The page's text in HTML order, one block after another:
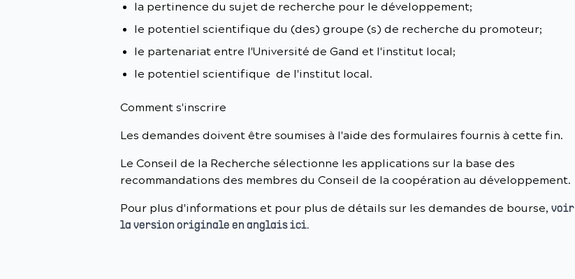
la pertinence du sujet de recherche pour le développement;
le potentiel scientifique du (des) groupe (s) de recherche du promoteur;
le partenariat entre l'Université de Gand et l'institut local;
le potentiel scientifique de l'institut local.
Comment s'inscrire
Les demandes doivent être soumises à l'aide des formulaires fournis à cette fin.
Le Conseil de la Recherche sélectionne les applications sur la base des
recommandations des membres du Conseil de la coopération au développement.
Pour plus d'informations et pour plus de détails sur les demandes de bourse, voir
la version originale en anglais ici.